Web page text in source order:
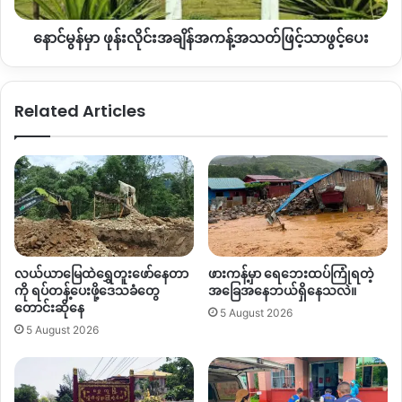
အသတ်
ပေး
နောင်မွန်မှာ ဖုန်းလိုင်းအချိန်အကန့်အသတ်ဖြင့်သာဖွင့်ပေး
Related Articles
လယ်ယာမြေထဲရွှေတူးဖော်နေတာ
ကို ရပ်တန့်ပေးဖို့ဒေသခံတွေ
တောင်းဆိုနေ
5 August 2026
ဖားကန့်မှာ ရေဘေးထပ်ကြုံရတဲ့
အခြေအနေဘယ်ရှိနေသလဲ။
5 August 2026